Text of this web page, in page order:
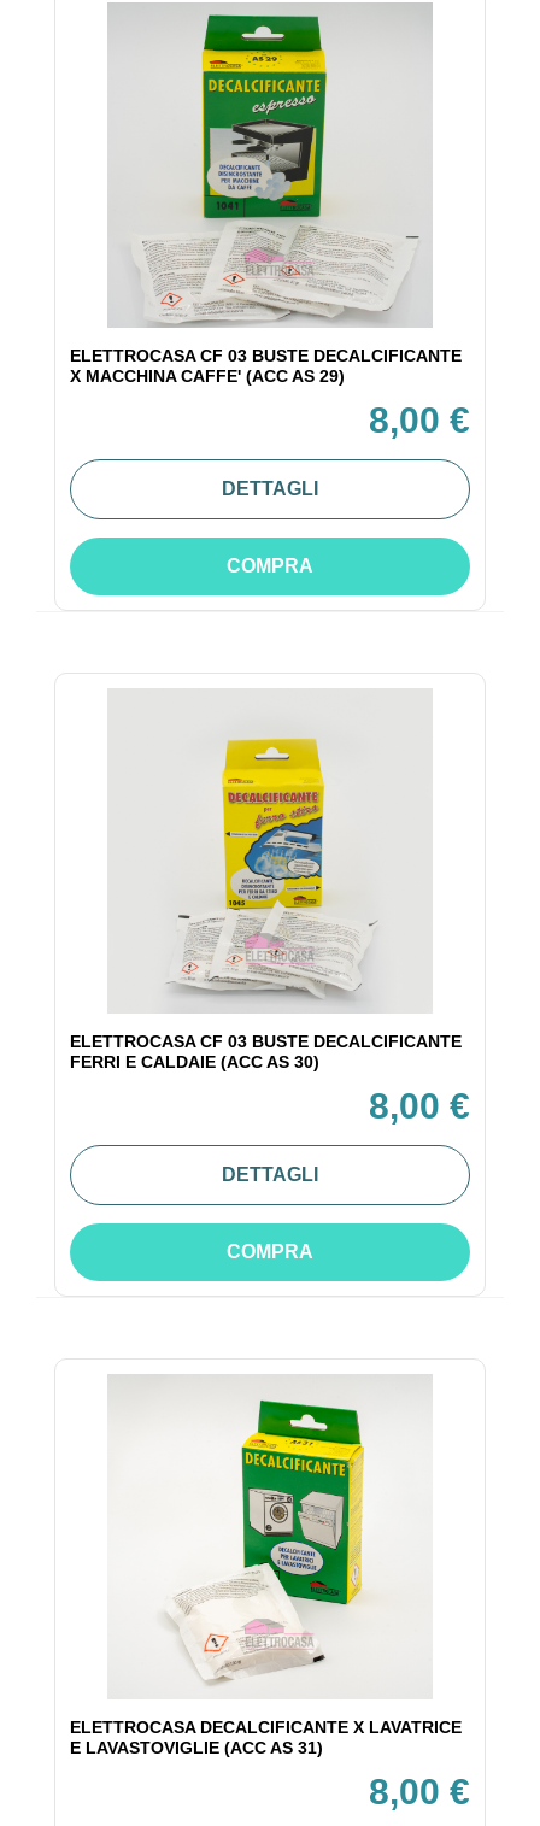
ELETTROCASA CF 03 BUSTE DECALCIFICANTE
X MACCHINA CAFFE' (ACC AS 29)
8,00 €
DETTAGLI
COMPRA
ELETTROCASA CF 03 BUSTE DECALCIFICANTE
FERRI E CALDAIE (ACC AS 30)
8,00 €
DETTAGLI
COMPRA
ELETTROCASA DECALCIFICANTE X LAVATRICE
E LAVASTOVIGLIE (ACC AS 31)
8,00 €